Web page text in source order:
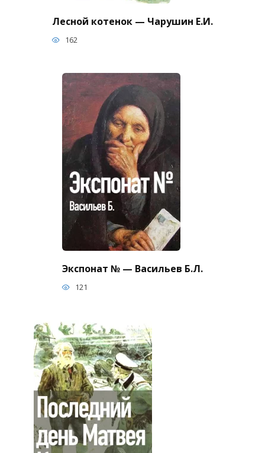
Лесной котенок — Чарушин Е.И.
162
Экспонат № — Васильев Б.Л.
121